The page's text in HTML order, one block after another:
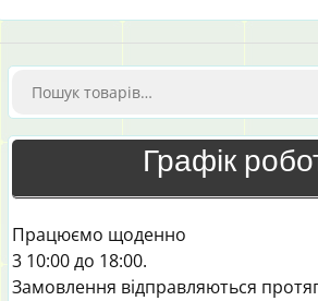
Шукати:
Графік
Працюємо щоденно
3 10:00 до 18:00.
Замовлення відправляються